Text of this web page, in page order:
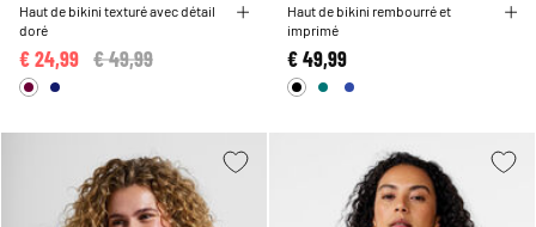
Haut de bikini texturé avec détail
doré
Price reduced from
€ 49,99
€ 24,99
Haut de bikini rembourré et
imprimé
€ 49,99